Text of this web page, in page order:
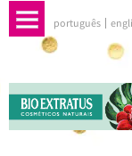
português